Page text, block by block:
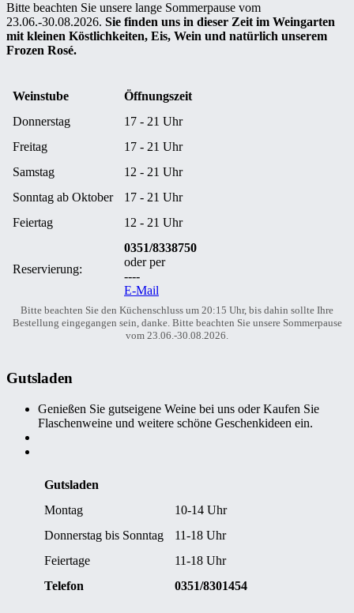
Bitte beachten Sie unsere lange Sommerpause vom
23.06.-30.08.2026. Sie finden uns in dieser Zeit im Weingarten
mit kleinen Köstlichkeiten, Eis, Wein und natürlich unserem
Frozen Rosé.
Weinstube
Öffnungszeit
Donnerstag
17 - 21 Uhr
Freitag
17 - 21 Uhr
Samstag
12 - 21 Uhr
Sonntag ab Oktober
17 - 21 Uhr
Feiertag
12 - 21 Uhr
Reservierung:
0351/8338750
oder per
----
E-Mail
Bitte beachten Sie den Küchenschluss um 20:15 Uhr, bis dahin sollte Ihre
Bestellung eingegangen sein, danke. Bitte beachten Sie unsere Sommerpause
vom 23.06.-30.08.2026.
Gutsladen
Genießen Sie gutseigene Weine bei uns oder Kaufen Sie
Flaschenweine und weitere schöne Geschenkideen ein.
Gutsladen
Montag
10-14 Uhr
Donnerstag bis Sonntag
11-18 Uhr
Feiertage
11-18 Uhr
Telefon
0351/8301454